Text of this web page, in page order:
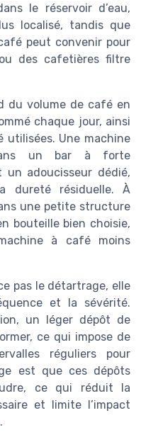
le réservoir d’eau,
localisé, tandis que
peut convenir pour
des cafetières filtre
du volume de café en
chaque jour, ainsi
Une machine
un bar à forte
adoucisseur dédié,
dureté résiduelle. À
une petite structure
bouteille bien choisie,
à café moins
pas le détartrage, elle
et la sévérité.
un léger dépôt de
ce qui impose de
réguliers pour
est que ces dépôts
ce qui réduit la
et limite l’impact